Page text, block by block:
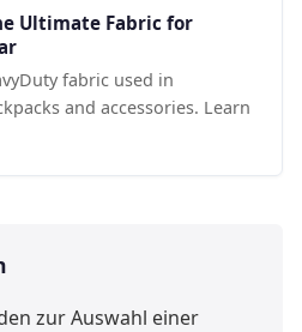
Ultimate Fabric for
fabric used in
and accessories. Learn
zur Auswahl einer